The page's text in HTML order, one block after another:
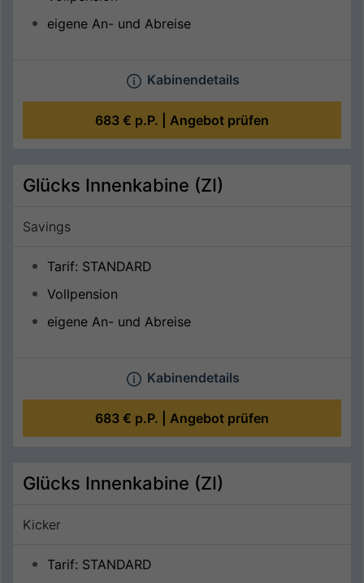
eigene An- und Abreise
Kabinendetails
683 € p.P. | Angebot prüfen
Glücks Innenkabine (ZI)
Savings
Tarif: STANDARD
Vollpension
eigene An- und Abreise
Kabinendetails
683 € p.P. | Angebot prüfen
Glücks Innenkabine (ZI)
Kicker
Tarif: STANDARD